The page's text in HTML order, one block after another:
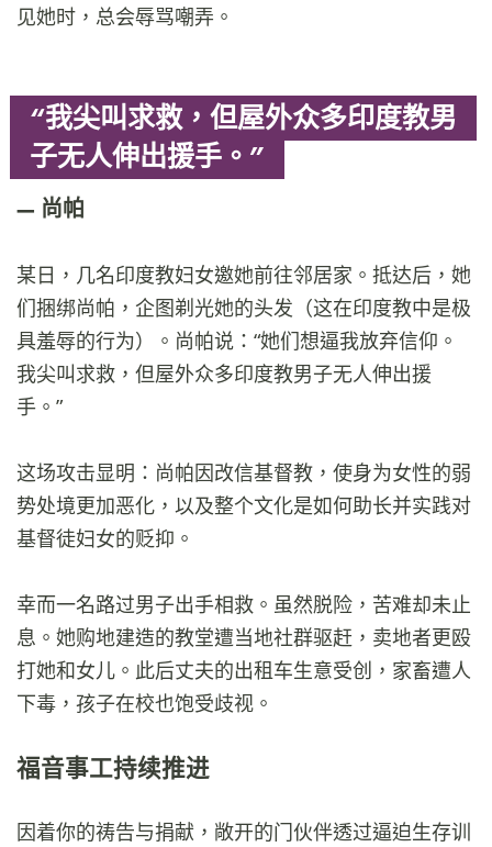
见她时，总会辱骂嘲弄。
“我尖叫求救，但屋外众多印度教男
子无人伸出援手。”
尚帕
某日，几名印度教妇女邀她前往邻居家。抵达后，她
们捆绑尚帕，企图剃光她的头发（这在印度教中是极
具羞辱的行为）。尚帕说：“她们想逼我放弃信仰。
我尖叫求救，但屋外众多印度教男子无人伸出援
手。”
这场攻击显明：尚帕因改信基督教，使身为女性的弱
势处境更加恶化，以及整个文化是如何助长并实践对
基督徒妇女的贬抑。
幸而一名路过男子出手相救。虽然脱险，苦难却未止
息。她购地建造的教堂遭当地社群驱赶，卖地者更殴
打她和女儿。此后丈夫的出租车生意受创，家畜遭人
下毒，孩子在校也饱受歧视。
福音事工持续推进
因着你的祷告与捐献，敞开的门伙伴透过逼迫生存训